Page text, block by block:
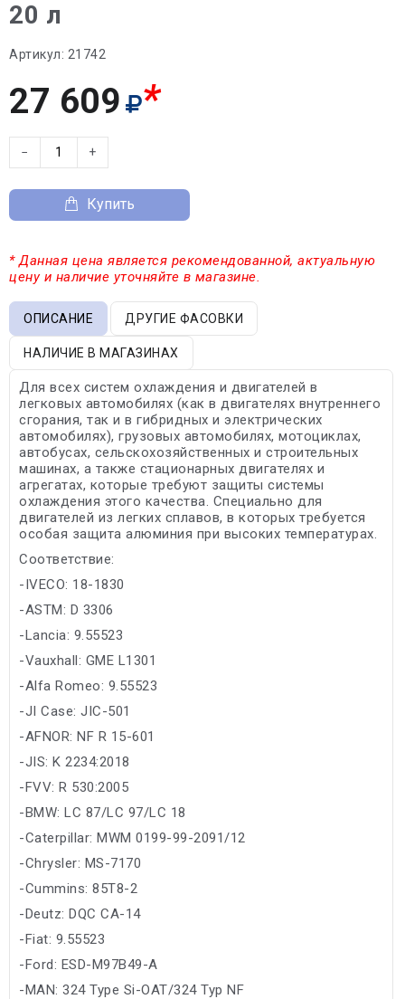
20 л
Артикул: 21742
27 609 *
− +
Купить
* Данная цена является рекомендованной, актуальную
цену и наличие уточняйте в магазине.
ОПИСАНИЕ ДРУГИЕ ФАСОВКИ
НАЛИЧИЕ В МАГАЗИНАХ
Для всех систем охлаждения и двигателей в
легковых автомобилях (как в двигателях внутреннего
сгорания, так и в гибридных и электрических
автомобилях), грузовых автомобилях, мотоциклах,
автобусах, сельскохозяйственных и строительных
машинах, а также стационарных двигателях и
агрегатах, которые требуют защиты системы
охлаждения этого качества. Специально для
двигателей из легких сплавов, в которых требуется
особая защита алюминия при высоких температурах.
Соответствие:
-IVECO: 18-1830
-ASTM: D 3306
-Lancia: 9.55523
-Vauxhall: GME L1301
-Alfa Romeo: 9.55523
-JI Case: JIC-501
-AFNOR: NF R 15-601
-JIS: K 2234:2018
-FVV: R 530:2005
-BMW: LC 87/LC 97/LC 18
-Caterpillar: MWM 0199-99-2091/12
-Chrysler: MS-7170
-Cummins: 85T8-2
-Deutz: DQC CA-14
-Fiat: 9.55523
-Ford: ESD-M97B49-A
-MAN: 324 Type Si-OAT/324 Typ NF